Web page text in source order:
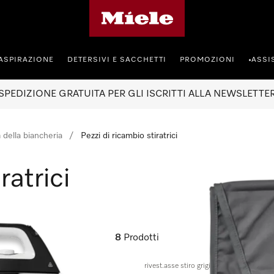
DETERSIVI E SACCHETTI PROMOZIONI •
GRATUITA PER GLI ISCRITTI ALLA
della biancheria Pezzi di ricambio stiratrici
8 Prodotti
rivest.asse stiro grigio chiaro